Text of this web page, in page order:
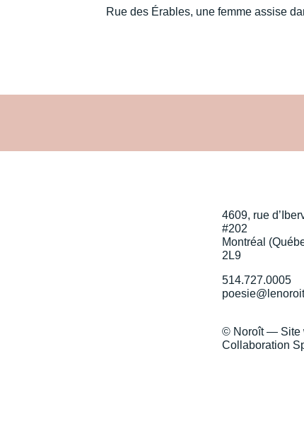
Rue des Érables, une femme assise
4609, rue
#202
Montréal
2L9
514.727.0005
© Noroît — Site
Collaboration